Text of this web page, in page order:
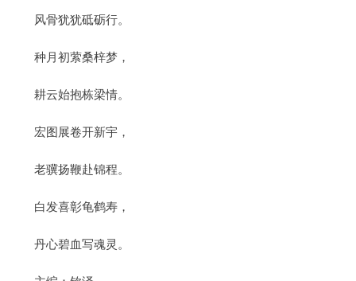
风骨犹犹砥砺行。
种月初萦桑梓梦，
耕云始抱栋梁情。
宏图展卷开新宇，
老骥扬鞭赴锦程。
白发喜彰龟鹤寿，
丹心碧血写魂灵。